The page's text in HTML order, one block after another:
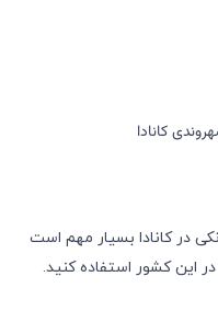
کانادا
در کانادا بسیار مهم است
این کشور استفاده کنید.